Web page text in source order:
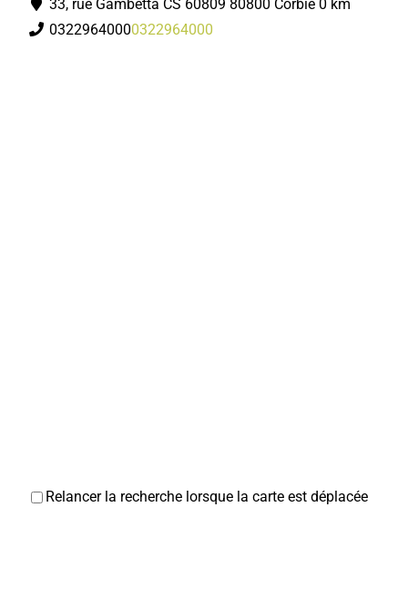
33, rue Gambetta CS 60809 80800 Corbie 0 km
03229640000322964000
Relancer la recherche lorsque la carte est déplacée